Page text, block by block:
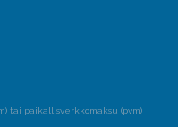
tai paikallisverkkomaksu (pvm)